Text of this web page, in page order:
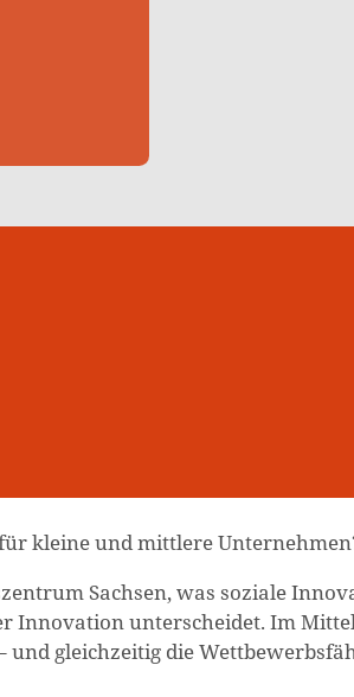
kleine und mittlere
Sachsen, was soziale
Innovation unterscheidet. Im
und gleichzeitig die